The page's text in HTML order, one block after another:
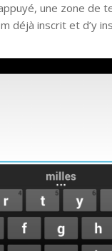
une zone de
déjà inscrit et d’y